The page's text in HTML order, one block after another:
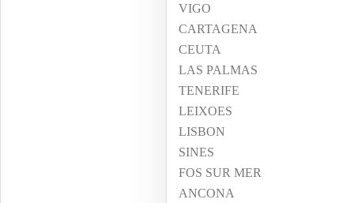
VIGO
CARTAGENA
CEUTA
LAS PALMAS
TENERIFE
LEIXOES
LISBON
SINES
FOS SUR MER
ANCONA